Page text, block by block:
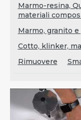
Marmo-resina,
materiali
Marmo, granito
Cotto, klinker,
Rimuovere